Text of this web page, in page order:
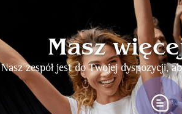
Masz
Nasz zespół jest do Twojej dyspozycji,